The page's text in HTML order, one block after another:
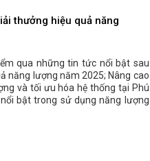
thưởng hiệu quả năng
qua những tin tức nổi bật sau
năng lượng năm 2025; Nâng cao
và tối ưu hóa hệ thống tại Phú
bật trong sử dụng năng lượng